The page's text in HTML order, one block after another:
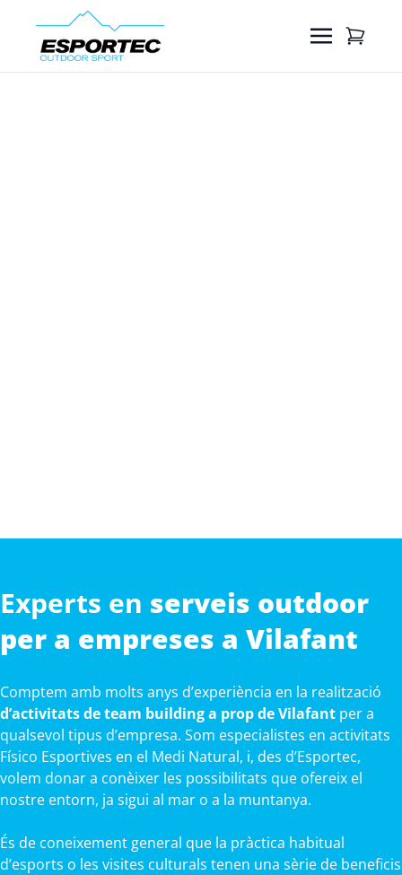
Experts en serveis outdoor
per a empreses a Vilafant
Comptem amb molts anys d’experiència en la realització
d’activitats de team building a prop de Vilafant per a
qualsevol tipus d’empresa. Som especialistes en activitats
Físico Esportives en el Medi Natural, i, des d’Esportec,
volem donar a conèixer les possibilitats que ofereix el
nostre entorn, ja sigui al mar o a la muntanya.
És de coneixement general que la pràctica habitual
d’esports o les visites culturals tenen una sèrie de beneficis